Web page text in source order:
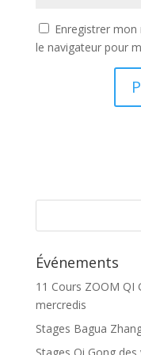
Enregistrer
le navigateur pour
Événements
11 Cours ZOOM QI
mercredis
Stages Bagua